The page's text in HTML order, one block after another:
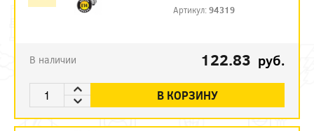
Артикул:94319
В наличии 122.83 руб.
В КОРЗИНУ